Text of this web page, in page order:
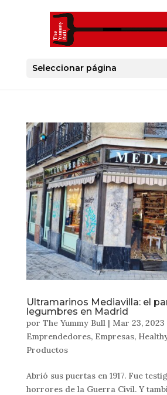
Seleccionar página
Ultramarinos Mediavilla: el
legumbres en Madrid
por The Yummy Bull| Mar 23, 2023
Emprendedores, Empresas,
Productos
Abrió sus puertas en 1917. Fue
horrores de la Guerra Civil. Y